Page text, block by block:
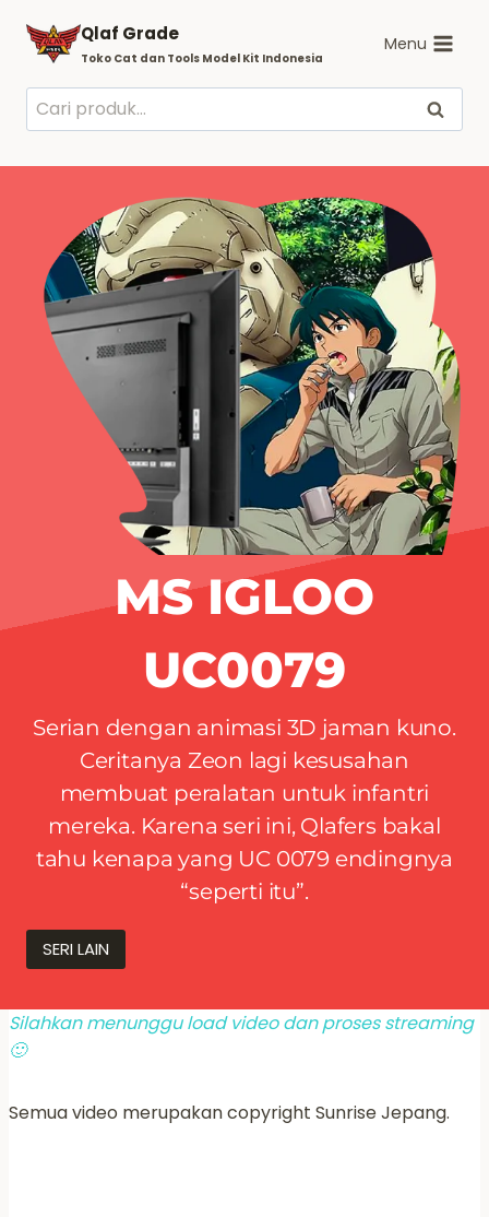
content
Qlaf Grade
Toko Cat dan Tools Model Kit Indonesia
Menu
Pencarian
untuk:
Cari
MS IGLOO
UC0079
Serian dengan animasi 3D jaman kuno.
Ceritanya Zeon lagi kesusahan
membuat peralatan untuk infantri
mereka. Karena seri ini, Qlafers bakal
tahu kenapa yang UC 0079 endingnya
“seperti itu”.
SERI LAIN
Silahkan menunggu load video dan proses streaming
🙂
Semua video merupakan copyright Sunrise Jepang.